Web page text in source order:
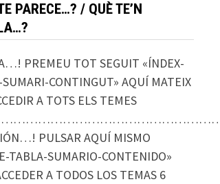
PARECE…? / QUÈ TE’N
PREMEU TOT SEGUIT «ÍNDEX-
CONTINGUT» AQUÍ MATEIX
A TOTS ELS TEMES
PULSAR AQUÍ MISMO
TABLA-SUMARIO-CONTENIDO»
A TODOS LOS TEMAS 6